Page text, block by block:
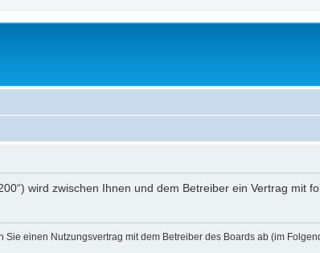
wird zwischen Ihnen und dem Betreiber ein Vertrag mit
Sie einen Nutzungsvertrag mit dem Betreiber des Boards ab (im